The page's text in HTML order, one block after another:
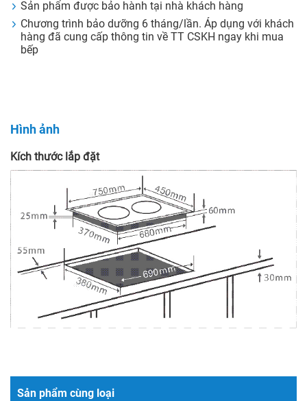
Sản phẩm được bảo hành tại nhà khách hàng
Chương trình bảo dưỡng 6 tháng/lần. Áp dụng với khách
hàng đã cung cấp thông tin về TT CSKH ngay khi mua
bếp
Hình ảnh
Kích thước lắp đặt
Sản phẩm cùng loại